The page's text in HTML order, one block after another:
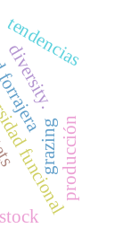
grazing
diversity.
tendencias
producción